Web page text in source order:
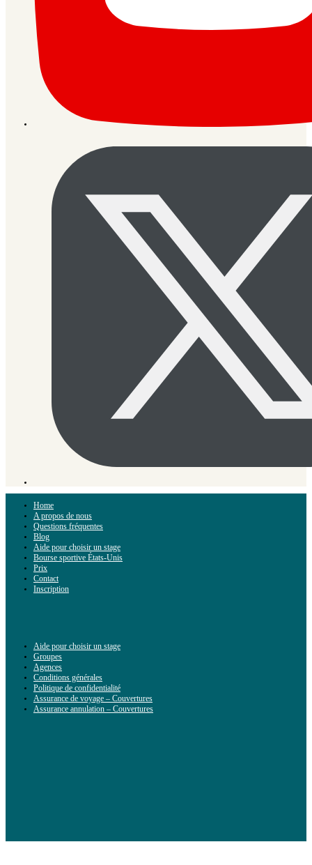
Home
A propos de nous
Questions fréquentes
Blog
Aide pour choisir un stage
Bourse sportive États-Unis
Prix
Contact
Inscription
Aide pour choisir un stage
Groupes
Agences
Conditions générales
Politique de confidentialité
Assurance de voyage – Couvertures
Assurance annulation – Couvertures